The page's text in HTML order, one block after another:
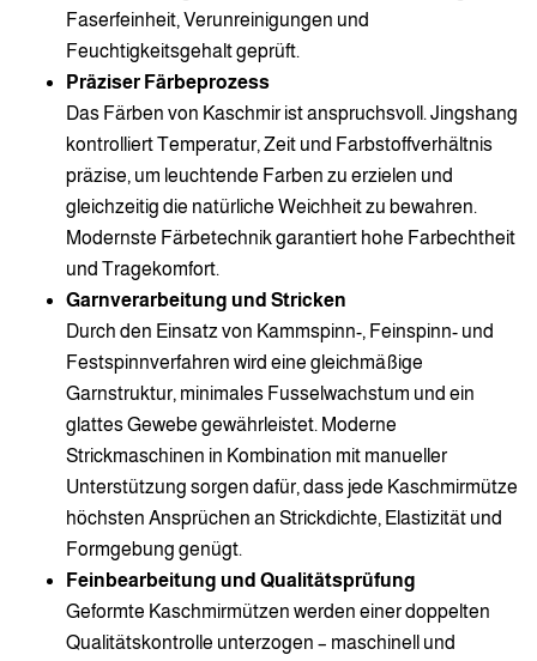
Faserfeinheit, Verunreinigungen und
Feuchtigkeitsgehalt geprüft.
Präziser Färbeprozess
Das Färben von Kaschmir ist anspruchsvoll. Jingshang
kontrolliert Temperatur, Zeit und Farbstoffverhältnis
präzise, um leuchtende Farben zu erzielen und
gleichzeitig die natürliche Weichheit zu bewahren.
Modernste Färbetechnik garantiert hohe Farbechtheit
und Tragekomfort.
Garnverarbeitung und Stricken
Durch den Einsatz von Kammspinn-, Feinspinn- und
Festspinnverfahren wird eine gleichmäßige
Garnstruktur, minimales Fusselwachstum und ein
glattes Gewebe gewährleistet. Moderne
Strickmaschinen in Kombination mit manueller
Unterstützung sorgen dafür, dass jede Kaschmirmütze
höchsten Ansprüchen an Strickdichte, Elastizität und
Formgebung genügt.
Feinbearbeitung und Qualitätsprüfung
Geformte Kaschmirmützen werden einer doppelten
Qualitätskontrolle unterzogen – maschinell und